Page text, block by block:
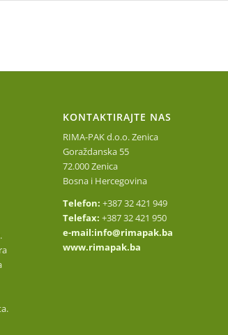
KONTAKTIRAJTE NAS
RIMA-PAK d.o.o. Zenica
Goraždanska 55
72.000 Zenica
Bosna i Hercegovina
Telefon:+387 32 421 949
Telefax:+387 32 421 950
e-mail:info@rimapak.ba
www.rimapak.ba